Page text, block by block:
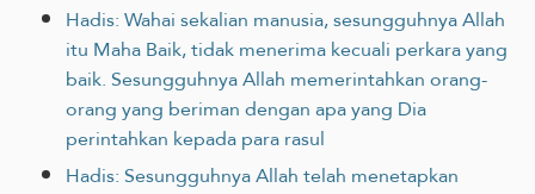
Hadis: Wahai sekalian manusia, sesungguhnya Allah
itu Maha Baik, tidak menerima kecuali perkara yang
baik. Sesungguhnya Allah memerintahkan orang-
orang yang beriman dengan apa yang Dia
perintahkan kepada para rasul
Hadis: Sesungguhnya Allah telah menetapkan